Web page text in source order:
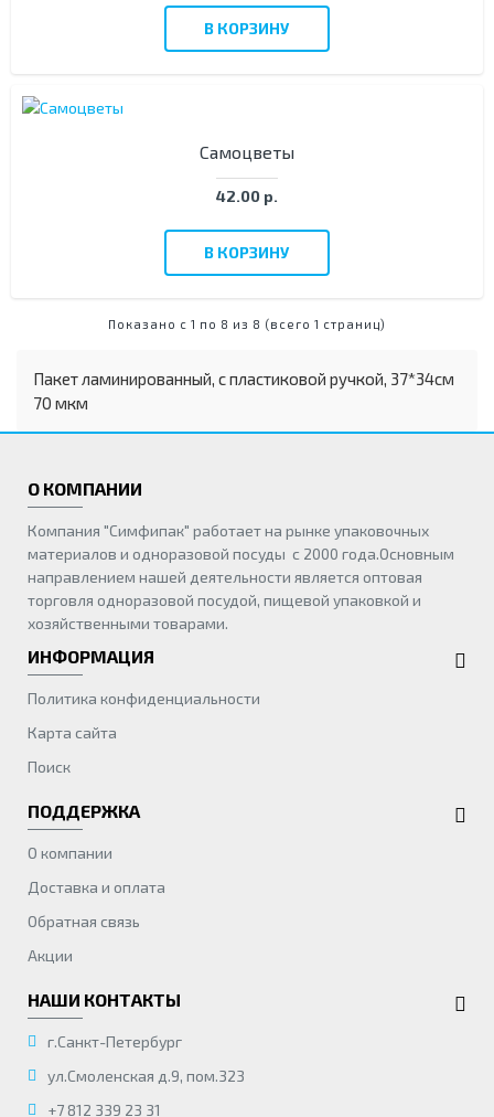
Пакет ламинированный, с пластиковой ручкой, 37*34см
70 мкм
В КОРЗИНУ
Самоцветы
42.00 р.
В КОРЗИНУ
Показано с 1 по 8 из 8 (всего 1 страниц)
О КОМПАНИИ
Компания "Симфипак" работает на рынке упаковочных
материалов и одноразовой посуды с 2000 года.Основным
направлением нашей деятельности является оптовая
торговля одноразовой посудой, пищевой упаковкой и
хозяйственными товарами.
ИНФОРМАЦИЯ
Политика конфиденциальности
Карта сайта
Поиск
ПОДДЕРЖКА
О компании
Доставка и оплата
Обратная связь
Акции
НАШИ КОНТАКТЫ
г.Санкт-Петербург
ул.Смоленская д.9, пом.323
+7 812 339 23 31